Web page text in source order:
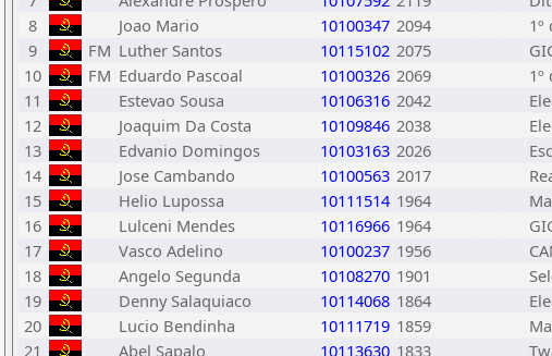
8
Joao Mario 10100347 2094
1º
9
FM Luther Santos 10115102 2075
10
FM Eduardo Pascoal 10100326 2069
1º
11
Estevao Sousa 10106316 2042
12
Joaquim Da Costa 10109846 2038
13
Edvanio Domingos 10103163 2026
14
Jose Cambando 10100563 2017
15
Helio Lupossa 10111514 1964
16
Lulceni Mendes 10116966 1964
17
Vasco Adelino 10100237 1956
18
Angelo Segunda 10108270 1901
19
Denny Salaquiaco 10114068 1864
20
Lucio Bendinha 10111719 1859
21
Abel Sapalo 10113630 1833